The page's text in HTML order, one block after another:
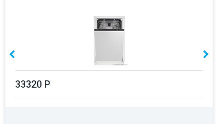
33320 Р